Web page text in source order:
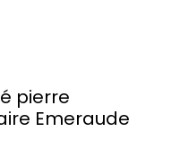
pierre
Emeraude